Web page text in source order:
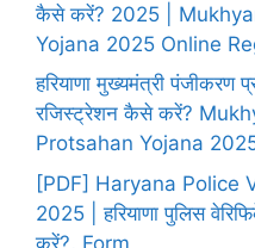
कैसे करें? 2025 |
Yojana 2025 Online
हरियाणा मुख्यमंत्री पंजीकरण
रजिस्ट्रेशन कैसे करें?
Protsahan Yojana
[PDF] Haryana Police
2025 | हरियाणा पुलिस
करें?, Form